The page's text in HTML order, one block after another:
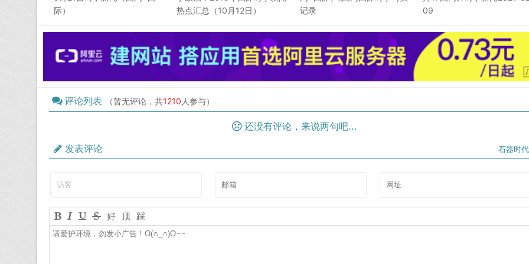
际）
热点汇总（10月12日）
记录
09
评论列表 （暂无评论，共1210 人参与）
还没有评论，来说两句吧...
发表评论
石器时
好 顶 踩